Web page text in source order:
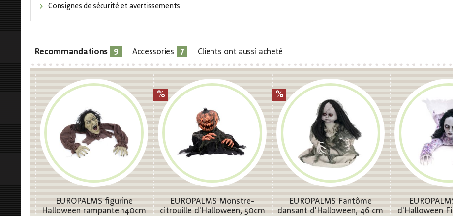
Consignes de sécurité et avertissements
Recommandations 9 Accessories 7 Clients ont aussi acheté
EUROPALMS figurine
Halloween rampante 140cm
EUROPALMS Monstre-
citrouille d'Halloween, 50cm
EUROPALMS Fantôme
dansant d'Halloween, 46 cm
d'Halloween